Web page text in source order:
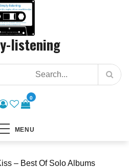
listening
0
MENU
– Best Of Solo Albums